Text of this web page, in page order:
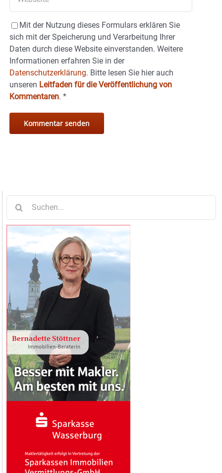
Mit der Nutzung dieses Formulars erklären Sie
sich mit der Speicherung und Verarbeitung Ihrer
Daten durch diese Website einverstanden. Weitere
Informationen erfahren Sie in der
Datenschutzerklärung. Bitte lesen Sie hier auch
unseren Leitfaden für die Veröffentlichung von
Kommentaren. *
nach: